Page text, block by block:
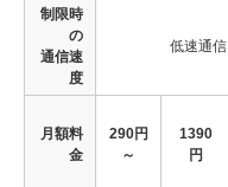
制限時
の
通信速
度
低速通信
月額料
金
290円
～
1390
円